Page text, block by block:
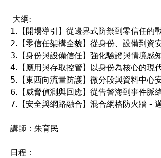
大綱:
1.【開場導引】從邊界式防禦到零信任的
2.【零信任架構全貌】從身份、設備到資
3.【身份與設備信任】強化驗證與情境感
4.【應用與存取控管】以身份為核心的現
5.【東西向流量防護】微分段與資料中心
6.【威脅偵測與回應】從告警海到事件脈
7.【安全與網路融合】混合網格防火牆 -
講師：朱育民
日程：